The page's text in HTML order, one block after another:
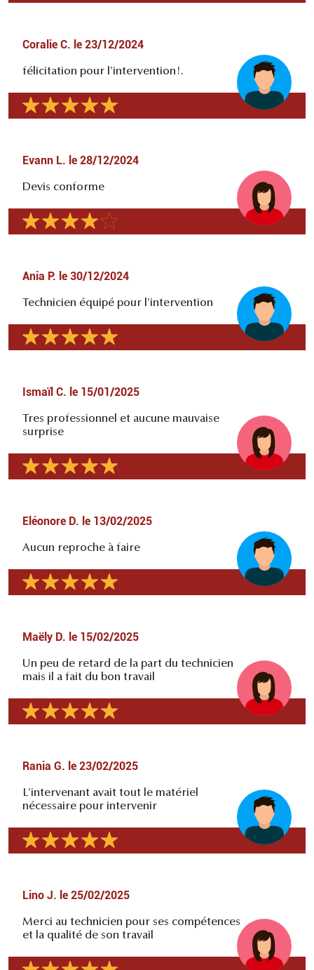
Coralie C. le 23/12/2024
félicitation pour l'intervention!.
Evann L. le 28/12/2024
Devis conforme
Ania P. le 30/12/2024
Technicien équipé pour l'intervention
Ismaïl C. le 15/01/2025
Tres professionnel et aucune mauvaise
surprise
Eléonore D. le 13/02/2025
Aucun reproche à faire
Maëly D. le 15/02/2025
Un peu de retard de la part du technicien
mais il a fait du bon travail
Rania G. le 23/02/2025
L'intervenant avait tout le matériel
nécessaire pour intervenir
Lino J. le 25/02/2025
Merci au technicien pour ses compétences
et la qualité de son travail